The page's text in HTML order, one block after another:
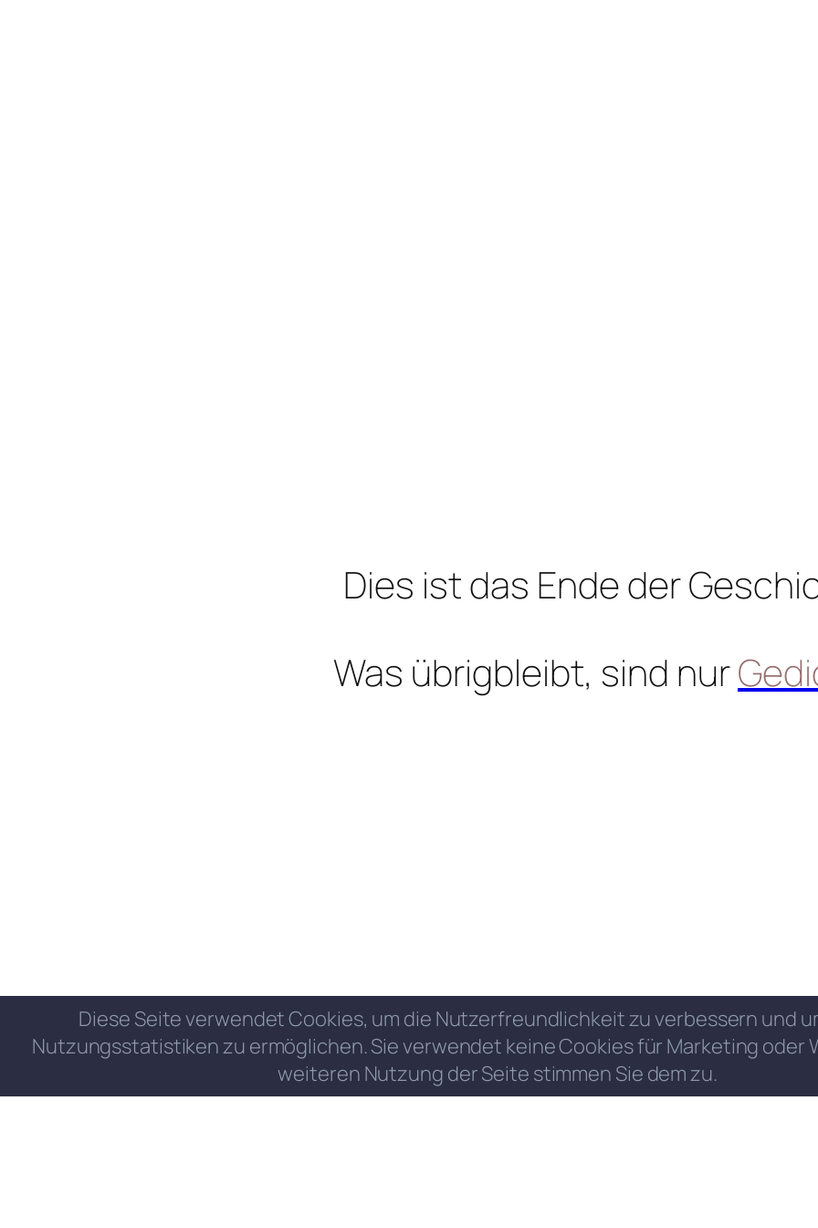
Dies ist das Ende der
Was übrigbleibt, sind nur
Diese Seite verwendet Cookies, um die Nutzerfreundlichkeit zu verbessern und
Nutzungsstatistiken zu ermöglichen. Sie verwendet keine Cookies für Marketing oder
weiteren Nutzung der Seite stimmen Sie dem zu.